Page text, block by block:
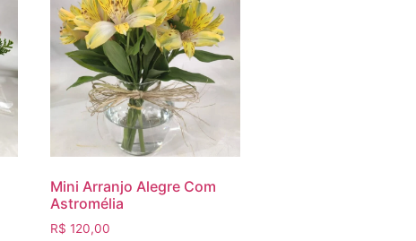
Mini Arranjo Alegre Com
Astromélia
R$ 120,00